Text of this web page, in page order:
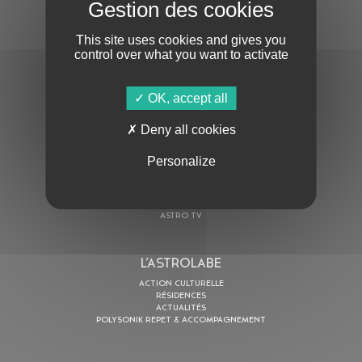
S'ABONNER À LA NEWSLETTER
En cochant cette case, j’accepte la Politique de confidentialité
ASTRO TV
L’ASTROLABE
ACTION CULTURELLE
RÉSIDENCES
ACTUALITÉS
POLYSONIK REPET & ACCOMPAGNEMENT
This site uses cookies and gives you
control over what you want to activate
OK, accept all
Deny all cookies
Personalize